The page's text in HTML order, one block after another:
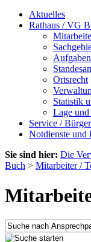
Aktuelles
Rathaus / VG
Aufgaben
Ortsrecht
Statistik
Lage
Service /
Notdienste und
Sie sind hier: Die
Buch > Mitarbeiter /